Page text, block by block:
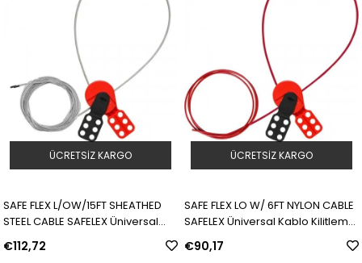
SAFE FLEX L/OW/15FT SHEATHED
STEEL CABLE SAFELEX Üniversal
Kablo Kilitleme Cihazı - 5 m Kaplı
Çelik Kablo | Model: 145551 | SKU:
€112,72
ÜCRETSIZ KARGO
SAFE FLEX LO W/ 6FT NYLON CABLE
SAFELEX Üniversal Kablo Kilitleme
Cihazı - 2 m Naylon Kablo |
Model: 145550 | SKU: Y4072569
€90,17
ÜCRETSIZ KARGO